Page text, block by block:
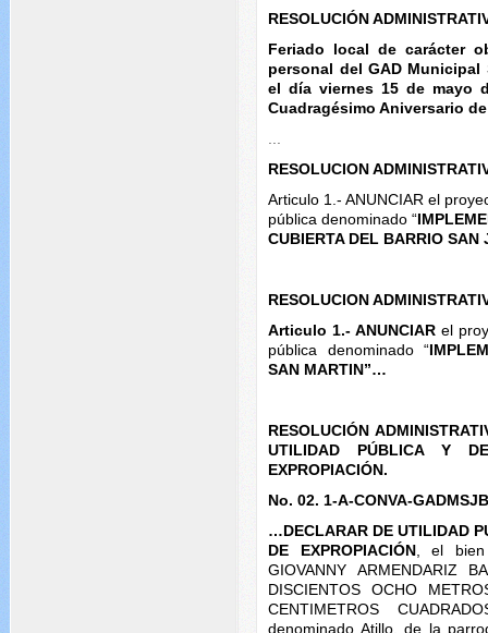
RESOLUCIÓN
Feriado local de carácter
personal del GAD
el día viernes 15 de mayo
Cuadragésimo Aniversario
RESOLUCION
Articulo 1.- ANUNCIAR el
pública denominado “
CUBIERTA DEL BARRIO SAN
RESOLUCION
Articulo 1.- ANUNCIAR el
pública denominado “
SAN MARTIN”…
RESOLUCIÓN
UTILIDAD PÚBLICA Y
EXPROPIACIÓN.
No. 02. 1-A-CONVA-
…DECLARAR DE UTILIDAD
DE EXPROPIACIÓN, el bien
GIOVANNY ARMENDARIZ
DISCIENTOS OCHO
CENTIMETROS
denominado Atillo, de la